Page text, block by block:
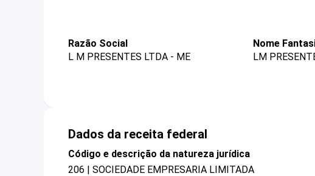
Razão Social
L M PRESENTES LTDA - ME
Nome
LM
Dados da receita federal
Código e descrição da natureza jurídica
206 | SOCIEDADE EMPRESARIA LIMITADA